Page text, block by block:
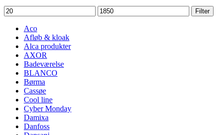
Mindste
pris
Højeste
pris
Filter
Aco
Afløb & kloak
Alca produkter
AXOR
Badeværelse
BLANCO
Børma
Cassøe
Cool line
Cyber Monday
Damixa
Danfoss